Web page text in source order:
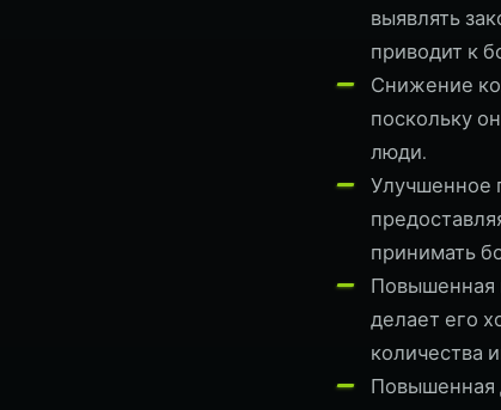
выявлять
приводит к
Снижение
поскольку
люди.
Улучшенное
принимать
Повышенная
делает его
количества
Повышенная